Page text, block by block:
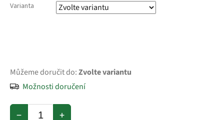
Varianta
Můžeme doručit do:Zvolte variantu
Možnosti doručení
+
−